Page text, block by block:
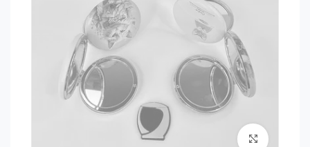
برای بزرگنمایی کلیک کنید